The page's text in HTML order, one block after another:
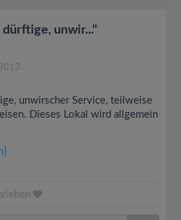
dürftige, unwir..."
unwirscher Service, teilweise
Dieses Lokal wird allgemein